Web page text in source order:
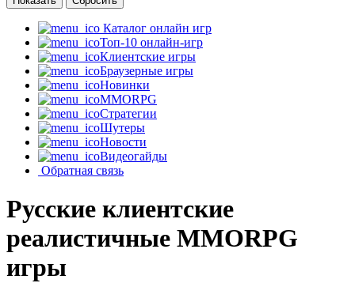
Каталог онлайн игр
Топ-10 онлайн-игр
Клиентские игры
Браузерные игры
Новинки
MMORPG
Стратегии
Шутеры
Новости
Видеогайды
Обратная связь
Русские клиентские
реалистичные MMORPG
игры